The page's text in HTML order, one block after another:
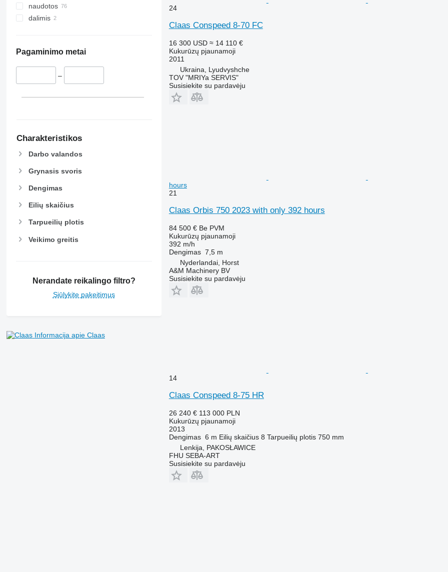
naudotos
dalimis
Pagaminimo metai
–
Charakteristikos
Darbo valandos
Grynasis svoris
Dengimas
Eilių skaičius
Tarpueilių plotis
Veikimo greitis
Nerandate reikalingo filtro?
Siūlykite pakeitimus
Informacija apie Claas
24
Claas Conspeed 8-70 FC
16 300 USD ≈ 14 110 €
Kukurūzų pjaunamoji
2011
Ukraina, Lyudvyshche
TOV "MRIYa SERVIS"
Susisiekite su pardavėju
hours
21
Claas Orbis 750 2023 with only 392 hours
84 500 € Be PVM
Kukurūzų pjaunamoji
392 m/h
Dengimas 7,5 m
Nyderlandai, Horst
A&M Machinery BV
Susisiekite su pardavėju
14
Claas Conspeed 8-75 HR
26 240 € 113 000 PLN
Kukurūzų pjaunamoji
2013
Dengimas 6 m Eilių skaičius 8 Tarpueilių plotis 750 mm
Lenkija, PAKOSŁAWICE
FHU SEBA-ART
Susisiekite su pardavėju